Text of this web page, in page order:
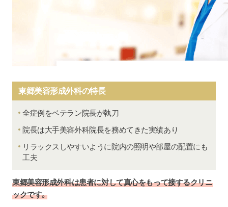
東郷美容形成外科の特長
全症例をベテラン院長が執刀
院長は大手美容外科院長を務めてきた実績あり
リラックスしやすいように院内の照明や部屋の配置にも
工夫
東郷美容形成外科は患者に対して真心をもって接するクリニ
ックです。